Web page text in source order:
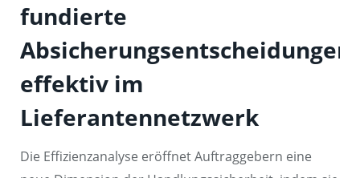
fundierte
Absicherungsentscheidungen
effektiv im
Lieferantennetzwerk
Die Effizienzanalyse eröffnet Auftraggebern eine